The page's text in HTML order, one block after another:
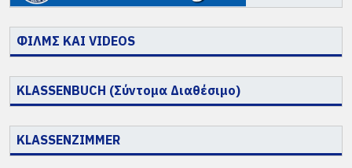
ΦΙΛΜΣ ΚΑΙ VIDEOS
KLASSENBUCH (Σύντομα Διαθέσιμο)
KLASSENZIMMER